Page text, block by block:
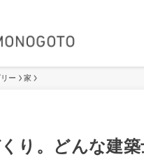
ー 家
り。どんな建